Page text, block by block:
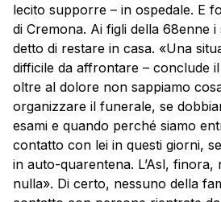
lecito supporre – in ospedale. E
di Cremona. Ai figli della 68enne
detto di restare in casa. «Una
difficile da affrontare – conclude
oltre al dolore non sappiamo
organizzare il funerale, se
esami e quando perché siamo
contatto con lei in questi giorni,
in auto-quarentena. L’Asl, finora,
nulla». Di certo, nessuno della